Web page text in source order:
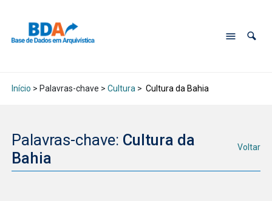
Início > Palavras-chave > Cultura > Cultura da Bahia
Palavras-chave: Cultura da
Bahia
Voltar